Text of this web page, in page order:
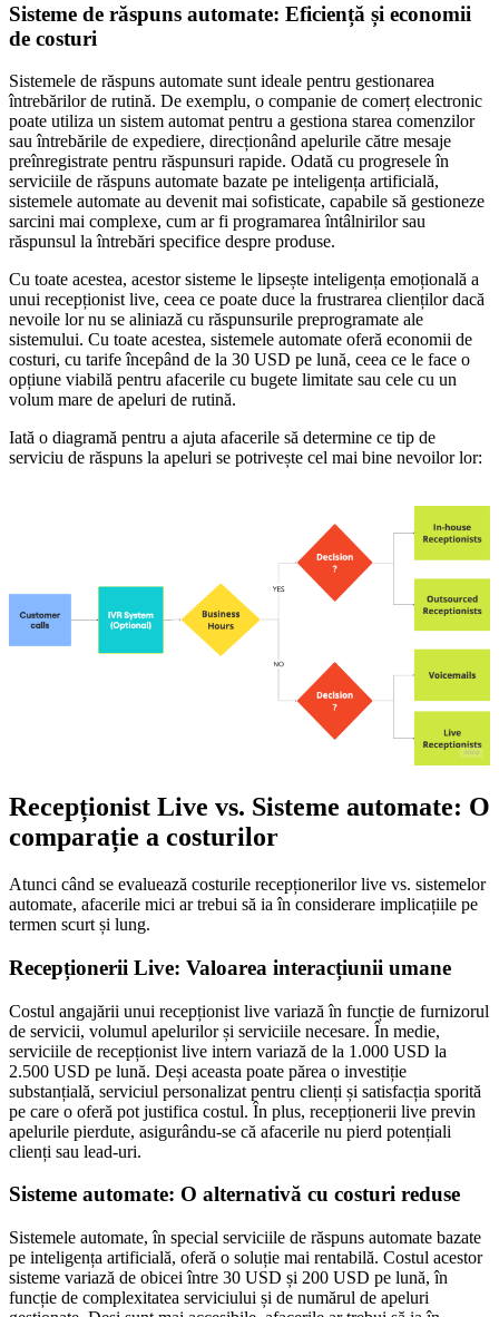
Sisteme de răspuns automate: Eficiență și economii
de costuri
Sistemele de răspuns automate sunt ideale pentru gestionarea
întrebărilor de rutină. De exemplu, o companie de comerț electronic
poate utiliza un sistem automat pentru a gestiona starea comenzilor
sau întrebările de expediere, direcționând apelurile către mesaje
preînregistrate pentru răspunsuri rapide. Odată cu progresele în
serviciile de răspuns automate bazate pe inteligența artificială,
sistemele automate au devenit mai sofisticate, capabile să gestioneze
sarcini mai complexe, cum ar fi programarea întâlnirilor sau
răspunsul la întrebări specifice despre produse.
Cu toate acestea, acestor sisteme le lipsește inteligența emoțională a
unui recepționist live, ceea ce poate duce la frustrarea clienților dacă
nevoile lor nu se aliniază cu răspunsurile preprogramate ale
sistemului. Cu toate acestea, sistemele automate oferă economii de
costuri, cu tarife începând de la 30 USD pe lună, ceea ce le face o
opțiune viabilă pentru afacerile cu bugete limitate sau cele cu un
volum mare de apeluri de rutină.
Iată o diagramă pentru a ajuta afacerile să determine ce tip de
serviciu de răspuns la apeluri se potrivește cel mai bine nevoilor lor:
Recepționist Live vs. Sisteme automate: O
comparație a costurilor
Atunci când se evaluează costurile recepționerilor live vs. sistemelor
automate, afacerile mici ar trebui să ia în considerare implicațiile pe
termen scurt și lung.
Recepționerii Live: Valoarea interacțiunii umane
Costul angajării unui recepționist live variază în funcție de furnizorul
de servicii, volumul apelurilor și serviciile necesare. În medie,
serviciile de recepționist live intern variază de la 1.000 USD la
2.500 USD pe lună. Deși aceasta poate părea o investiție
substanțială, serviciul personalizat pentru clienți și satisfacția sporită
pe care o oferă pot justifica costul. În plus, recepționerii live previn
apelurile pierdute, asigurându-se că afacerile nu pierd potențiali
clienți sau lead-uri.
Sisteme automate: O alternativă cu costuri reduse
Sistemele automate, în special serviciile de răspuns automate bazate
pe inteligența artificială, oferă o soluție mai rentabilă. Costul acestor
sisteme variază de obicei între 30 USD și 200 USD pe lună, în
funcție de complexitatea serviciului și de numărul de apeluri